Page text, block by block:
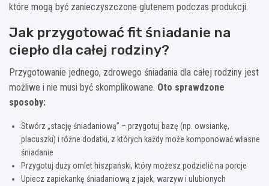
które mogą być zanieczyszczone glutenem podczas produkcji.
Jak przygotować fit śniadanie na
ciepło dla całej rodziny?
Przygotowanie jednego, zdrowego śniadania dla całej rodziny jest
możliwe i nie musi być skomplikowane. Oto sprawdzone
sposoby:
Stwórz „stację śniadaniową” – przygotuj bazę (np. owsiankę,
placuszki) i różne dodatki, z których każdy może komponować własne
śniadanie
Przygotuj duży omlet hiszpański, który możesz podzielić na porcje
Upiecz zapiekankę śniadaniową z jajek, warzyw i ulubionych